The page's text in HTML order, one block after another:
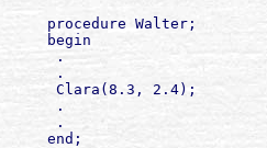
procedure Walter;
begin
.
.
Clara(8.3, 2.4);
.
.
end;